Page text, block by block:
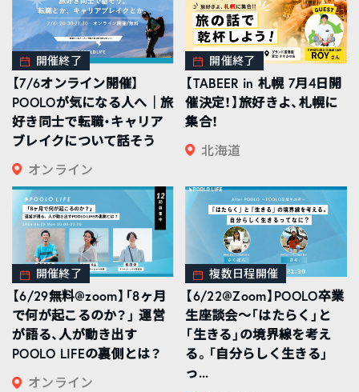
開催終了
【7/6オンライン開催】
POOLOが気になる人へ｜旅
好き同士で転職・キャリア
ブレイクについて話そう
オンライン
開催終了
【TABEER in 札幌 7月4日開
催決定！】旅好きよ、札幌に
集合！
北海道
開催終了
【6/29無料@zoom】「8ヶ月
で何が起こるのか？」 運営
が語る、人が動き出す
POOLO LIFEの裏側とは？
オンライン
複数日程開催
【6/22@Zoom】POOLO卒業
生座談会〜「はたらく」と
「生きる」の境界線を考え
る。「自分らしく生きる」
っ...